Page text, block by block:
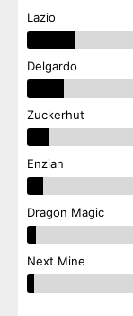
Lazio
Delgardo
Zuckerhut
Enzian
Dragon Magic
Next Mine